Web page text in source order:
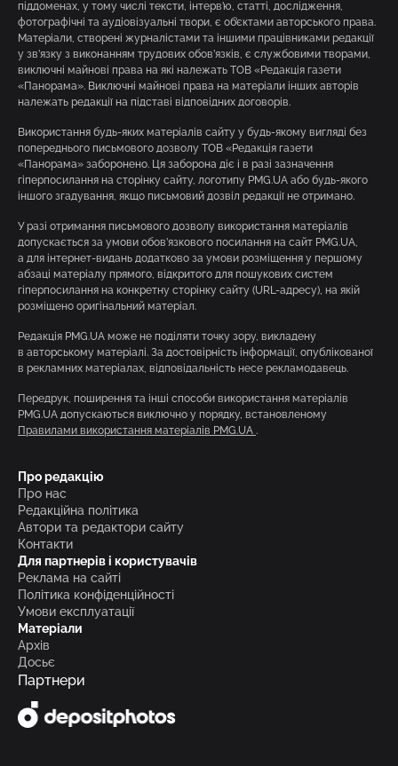
піддоменах, у тому числі тексти, інтерв’ю, статті, дослідження,
фотографічні та аудіовізуальні твори, є об’єктами авторського права.
Матеріали, створені журналістами та іншими працівниками редакції
у зв’язку з виконанням трудових обов’язків, є службовими творами,
виключні майнові права на які належать ТОВ «Редакція газети
«Панорама». Виключні майнові права на матеріали інших авторів
належать редакції на підставі відповідних договорів.
Використання будь-яких матеріалів сайту у будь-якому вигляді без
попереднього письмового дозволу ТОВ «Редакція газети
«Панорама» заборонено. Ця заборона діє і в разі зазначення
гіперпосилання на сторінку сайту, логотипу PMG.UA або будь-якого
іншого згадування, якщо письмовий дозвіл редакції не отримано.
У разі отримання письмового дозволу використання матеріалів
допускається за умови обов’язкового посилання на сайт PMG.UA,
а для інтернет-видань додатково за умови розміщення у першому
абзаці матеріалу прямого, відкритого для пошукових систем
гіперпосилання на конкретну сторінку сайту (URL-адресу), на якій
розміщено оригінальний матеріал.
Редакція PMG.UA може не поділяти точку зору, викладену
в авторському матеріалі. За достовірність інформації, опублікованої
в рекламних матеріалах, відповідальність несе рекламодавець.
Передрук, поширення та інші способи використання матеріалів
PMG.UA допускаються виключно у порядку, встановленому
Правилами використання матеріалів PMG.UA .
Про редакцію
Про нас
Редакційна політика
Автори та редактори сайту
Контакти
Для партнерів і користувачів
Реклама на сайті
Політика конфіденційності
Умови експлуатації
Матеріали
Архів
Досьє
Партнери